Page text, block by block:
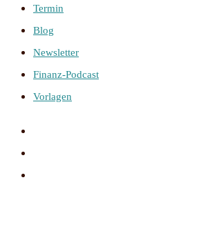
Termin
Blog
Newsletter
Finanz-Podcast
Vorlagen